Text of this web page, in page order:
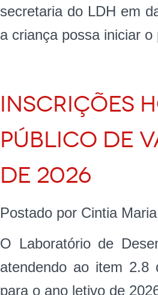
secretaria do LDH em
a criança possa iniciar
INSCRIÇÕES
PÚBLICO DE
DE 2026
Postado por Cintia
O Laboratório de
atendendo ao item
para o ano letivo de